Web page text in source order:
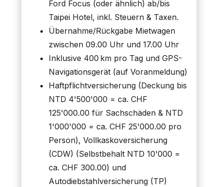
Ford Focus (oder ähnlich) ab/bis
Taipei Hotel, inkl. Steuern & Taxen.
Übernahme/Rückgabe Mietwagen
zwischen 09.00 Uhr und 17.00 Uhr
Inklusive 400 km pro Tag und GPS-
Navigationsgerät (auf Voranmeldung)
Haftpflichtversicherung (Deckung bis
NTD 4'500'000 = ca. CHF
125'000.00 für Sachschäden & NTD
1'000'000 = ca. CHF 25'000.00 pro
Person), Vollkaskoversicherung
(CDW) (Selbstbehalt NTD 10'000 =
ca. CHF 300.00) und
Autodiebstahlversicherung (TP)